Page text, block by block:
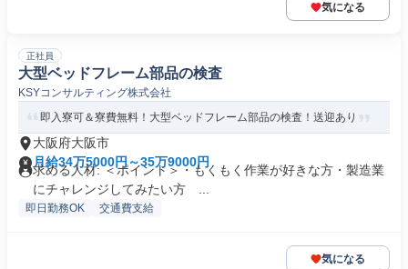
気になる
正社員
大型ベッドフレーム部品の検査
KSYコンサルティング株式会社
即入寮可＆寮費無料！大型ベッドフレーム部品の検査！送迎あり
大阪府大阪市
月給34万5000円～35万9000円
求める人材: ＜ポイント＞・もくもく作業が好きな方・製造業
にチャレンジしてみたい方 ...
即日勤務OK 交通費支給
気になる